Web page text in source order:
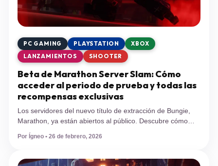
PC GAMING PLAYSTATION
XBOX
LANZAMIENTOS
SHOOTER
Beta de Marathon Server Slam: Cómo
acceder al periodo de prueba y todas las
recompensas exclusivas
Los servidores del nuevo título de extracción de Bungie,
Marathon, ya están abiertos al público. Descubre cómo
instalar la prueba en consolas, qué progreso se guardará y
por qué debes apresurarte en asegurar tus recursos antes
encontrado a un nuevo contendiente de peso pesado.
Por Ígneo • 26 de febrero, 2026